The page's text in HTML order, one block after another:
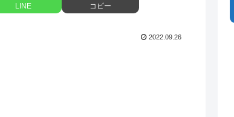
LINE コピー
2022.09.26